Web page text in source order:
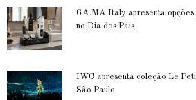
GA.MA Italy apresenta opções
no Dia dos Pais
IWC apresenta coleção Le
São Paulo